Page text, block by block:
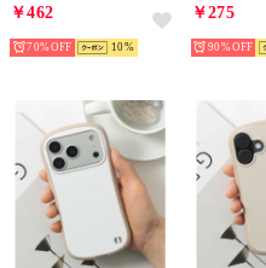
￥462
70% 10
￥275
90%